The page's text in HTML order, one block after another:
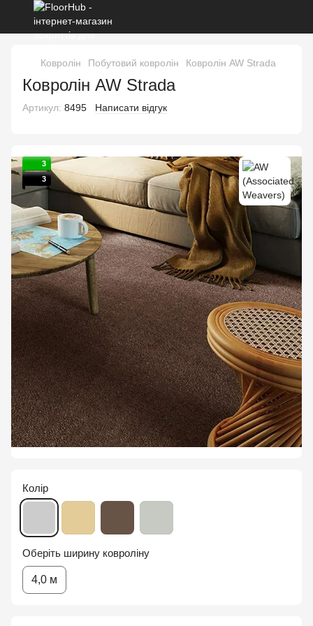
Ковролін Побутовий ковролін Ковролін AW Strada
Ковролін AW Strada
Артикул: 8495 Написати відгук
3
3
Колір
Оберіть ширину ковроліну
4,0 м